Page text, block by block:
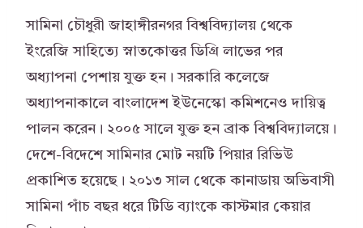
সামিনা চৌধুরী জাহাঙ্গীরনগর বিশ্ববিদ্যালয় থেকে
ইংরেজি সাহিত্যে স্নাতকোত্তর ডিগ্রি লাভের পর
অধ্যাপনা পেশায় যুক্ত হন। সরকারি কলেজে
অধ্যাপনাকালে বাংলাদেশ ইউনেস্কো কমিশনেও দায়িত্ব
পালন করেন। ২০০৫ সালে যুক্ত হন ব্রাক বিশ্ববিদ্যালয়ে।
দেশে-বিদেশে সামিনার মোট নয়টি পিয়ার রিভিউ
প্রকাশিত হয়েছে। ২০১৩ সাল থেকে কানাডায় অভিবাসী
সামিনা পাঁচ বছর ধরে টিডি ব্যাংকে কাস্টমার কেয়ার